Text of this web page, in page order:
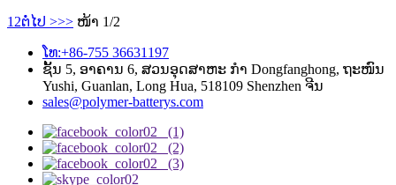
12ຕໍ່ໄປ >>> ໜ້າ 1/2
ໂທ:+86-755 36631197
ຊັ້ນ 5, ອາຄານ 6, ສວນອຸດສາຫະ ກຳ Dongfanghong, ຖະໜົນ
Yushi, Guanlan, Long Hua, 518109 Shenzhen ຈີນ
sales@polymer-batterys.com